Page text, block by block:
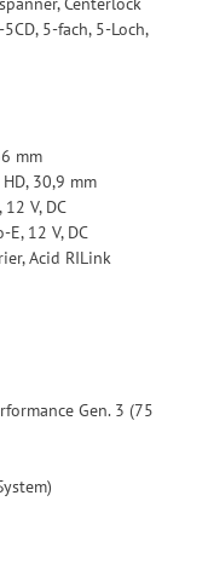
5-fach, 5-Loch,
mm
30,9 mm
V, DC
12 V, DC
Acid RILink
Gen. 3 (75